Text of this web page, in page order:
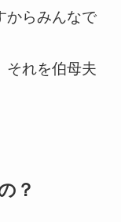
からみんなで
それを伯母夫
？